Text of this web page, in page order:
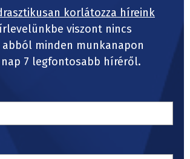
korlátozza híreink
viszont nincs
abból minden munkanapon
7 legfontosabb híréről.